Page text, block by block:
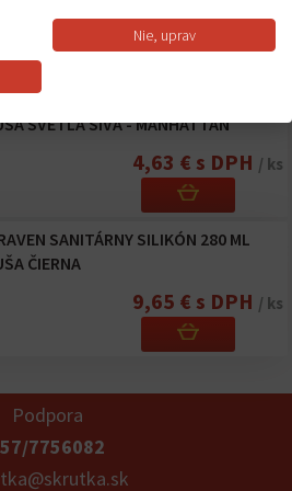
9,65 € s DPH/ ks
SANITÁRNY SILIKÓN 280 ML
SVETLÁ SIVÁ - MANHATTAN
4,63 € s DPH / ks
SANITÁRNY SILIKÓN 280 ML
ČIERNA
9,65 € s DPH / ks
Podpora
7756082
Nie, uprav